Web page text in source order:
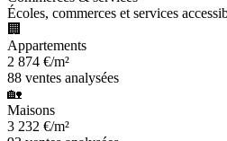
Écoles, commerces et services
🏢
Appartements
2 874 €/m²
88 ventes analysées
🏡
Maisons
3 232 €/m²